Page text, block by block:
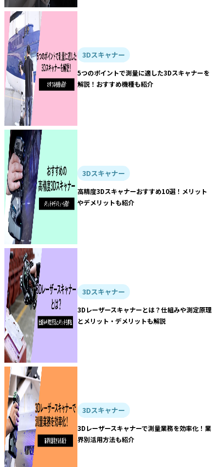
3Dスキャナー
5つのポイントで測量に適した3Dスキャナーを
解説！おすすめ機種も紹介
3Dスキャナー
高精度3Dスキャナーおすすめ10選！メリット
やデメリットも紹介
3Dスキャナー
3Dレーザースキャナーとは？仕組みや測定原理
とメリット・デメリットも解説
3Dスキャナー
3Dレーザースキャナーで測量業務を効率化！業
界別活用方法も紹介